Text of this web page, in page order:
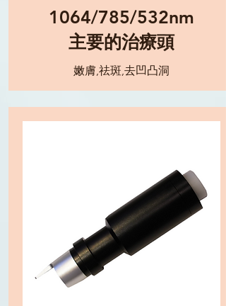
1064/785/532nm
主要的治療頭
嫩膚,祛斑,去凹凸洞